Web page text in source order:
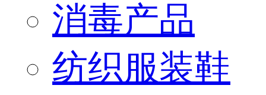
消毒产品
纺织服装鞋